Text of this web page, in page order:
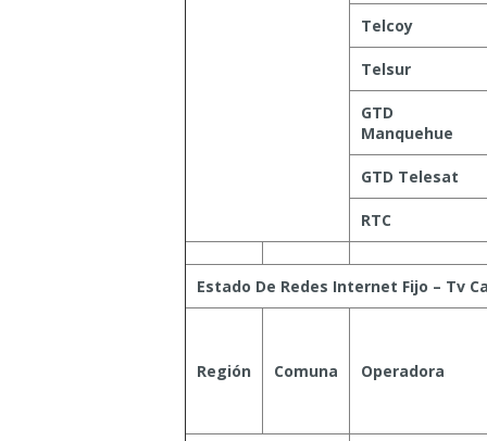
Telcoy
Telsur
GTD
Manquehue
GTD Telesat
RTC
Estado De Redes Internet Fijo – Tv
Región Comuna Operadora